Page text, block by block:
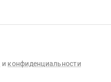
и конфиденциальности